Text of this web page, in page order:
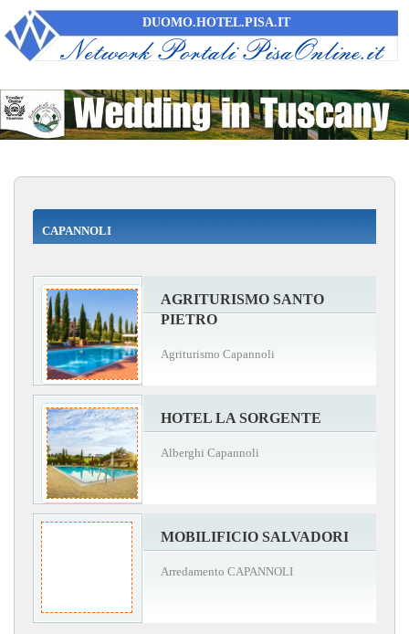
DUOMO.HOTEL.PISA.IT
CAPANNOLI
AGRITURISMO SANTO
PIETRO
Agriturismo Capannoli
HOTEL LA SORGENTE
Alberghi Capannoli
MOBILIFICIO SALVADORI
Arredamento CAPANNOLI